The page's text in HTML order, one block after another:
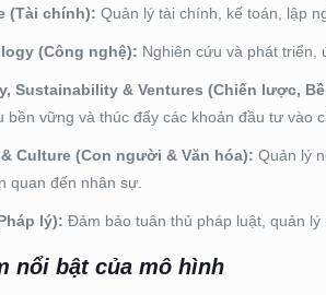
(Tài chính): Quản lý tài chính, kế toán, lập
(Công nghệ): Nghiên cứu và phát triển,
Sustainability & Ventures (Chiến lược,
bền vững và thúc đẩy các khoản đầu tư vào
Culture (Con người & Văn hóa): Quản lý
quan đến nhân sự.
lý): Đảm bảo tuân thủ pháp luật, quản
nổi bật của mô hình